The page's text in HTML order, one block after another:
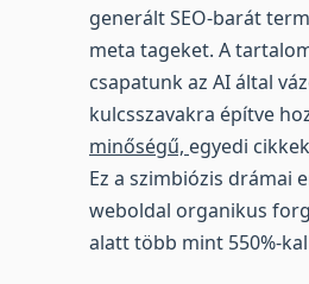
generált SEO-barát
meta tageket. A
csapatunk az AI által
kulcsszavakra építve
minőségű, egyedi
Ez a szimbiózis drámai
weboldal organikus
alatt több mint 550%-